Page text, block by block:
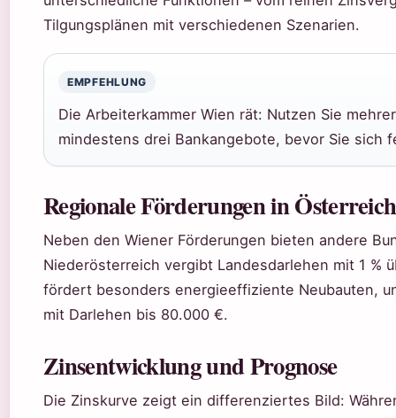
Tilgungsplänen mit verschiedenen Szenarien.
EMPFEHLUNG
Die Arbeiterkammer Wien rät: Nutzen Sie
mindestens drei Bankangebote, bevor Sie sich
Regionale Förderungen in Österreich
Neben den Wiener Förderungen bieten andere
Niederösterreich vergibt Landesdarlehen mit 1 %
fördert besonders energieeffiziente Neubauten,
mit Darlehen bis 80.000 €.
Zinsentwicklung und Prognose
Die Zinskurve zeigt ein differenziertes Bild: